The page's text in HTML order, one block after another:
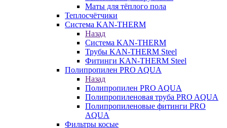
Маты для тёплого пола
Теплосчётчики
Система KAN-THERM
Назад
Система KAN-THERM
Трубы KAN-THERM Steel
Фитинги KAN-THERM Steel
Полипропилен PRO AQUA
Назад
Полипропилен PRO AQUA
Полипропиленовая труба PRO AQUA
Полипропиленовые фитинги PRO
AQUA
Фильтры косые